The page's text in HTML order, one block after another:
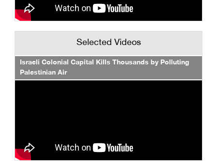
Selected Videos
Israeli Colonial Capital Kills Thousands by Polluting
Palestinian Air